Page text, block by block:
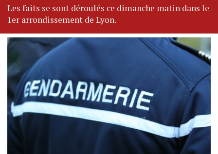
Les faits se sont déroulés ce dimanche matin dans le
1er arrondissement de Lyon.